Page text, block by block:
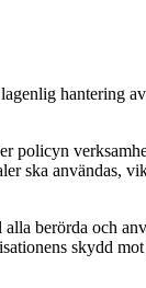
ska användas,
berörda och
skydd